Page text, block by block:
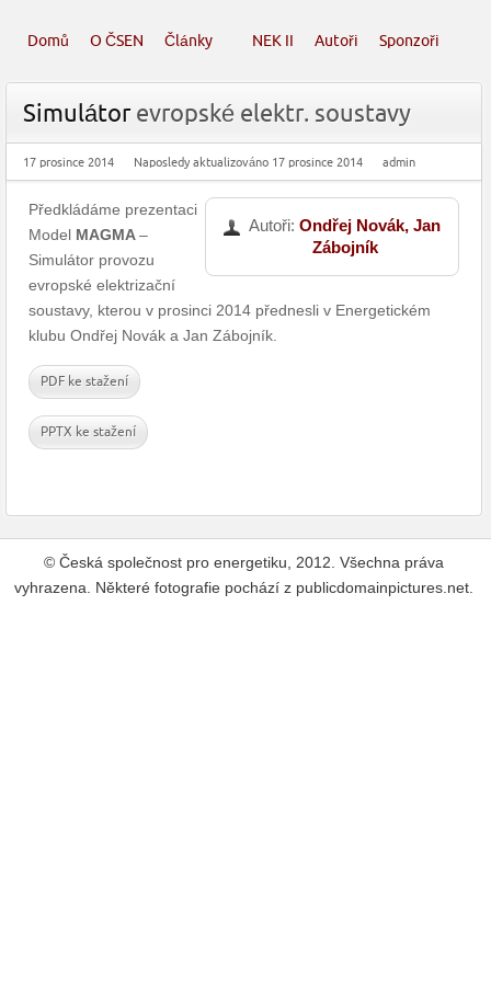
Domů O ČSEN Články NEK II Autoři Sponzoři
Simulátorevropské elektr. soustavy
17 prosince 2014 Naposledy aktualizováno 17 prosince 2014 admin
Autoři:Ondřej Novák, Jan
Zábojník
Předkládáme prezentaci
Model MAGMA–
Simulátor provozu
evropské elektrizační
soustavy, kterou v prosinci 2014 přednesli v Energetickém
klubu Ondřej Novák a Jan Zábojník.
PDF ke stažení
PPTX ke stažení
© Česká společnost pro energetiku, 2012. Všechna práva
vyhrazena. Některé fotografie pochází z publicdomainpictures.net.